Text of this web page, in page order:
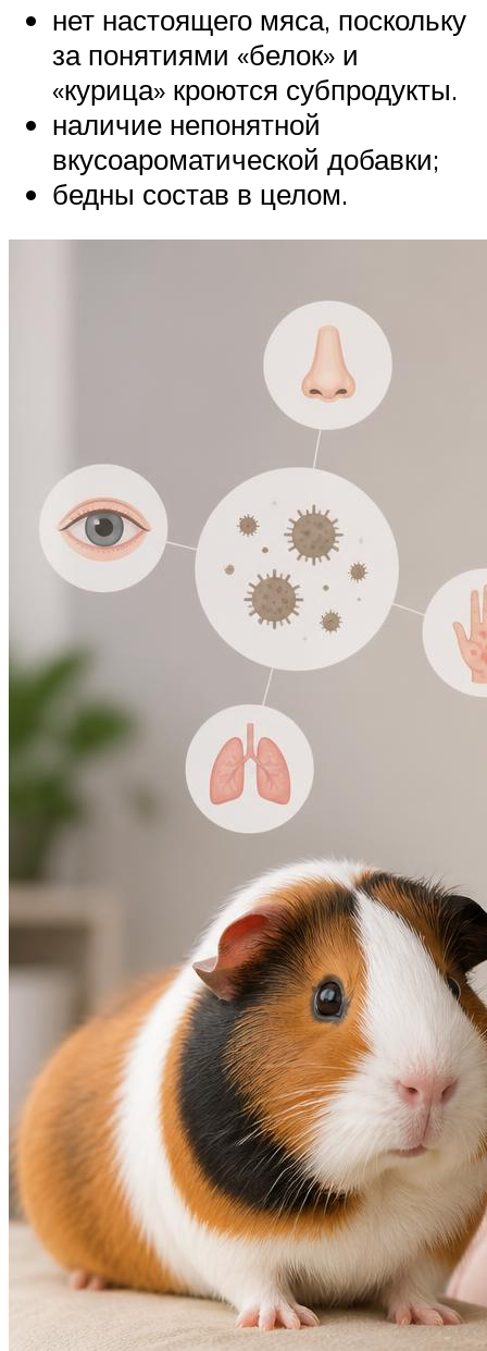
нет настоящего мяса, поскольку
за понятиями «белок» и
«курица» кроются субпродукты.
наличие непонятной
вкусоароматической добавки;
бедны состав в целом.